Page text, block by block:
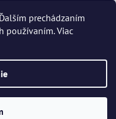
prechádzaním
používaním. Viac